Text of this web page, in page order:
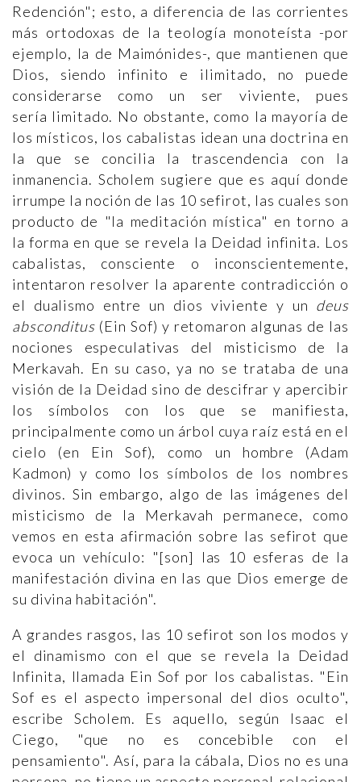
Redención"; esto, a diferencia de las corrientes
más ortodoxas de la teología monoteísta -por
ejemplo, la de Maimónides-, que mantienen que
Dios, siendo infinito e ilimitado, no puede
considerarse como un ser viviente, pues
sería limitado. No obstante, como la mayoría de
los místicos, los cabalistas idean una doctrina en
la que se concilia la trascendencia con la
inmanencia. Scholem sugiere que es aquí donde
irrumpe la noción de las 10 sefirot, las cuales son
producto de "la meditación mística" en torno a
la forma en que se revela la Deidad infinita. Los
cabalistas, consciente o inconscientemente,
intentaron resolver la aparente contradicción o
el dualismo entre un dios viviente y un deus
absconditus(Ein Sof) y retomaron algunas de las
nociones especulativas del misticismo de la
Merkavah. En su caso, ya no se trataba de una
visión de la Deidad sino de descifrar y apercibir
los símbolos con los que se manifiesta,
principalmente como un árbol cuya raíz está en el
cielo (en Ein Sof), como un hombre (Adam
Kadmon) y como los símbolos de los nombres
divinos. Sin embargo, algo de las imágenes del
misticismo de la Merkavah permanece, como
vemos en esta afirmación sobre las sefirot que
evoca un vehículo: "[son] las 10 esferas de la
manifestación divina en las que Dios emerge de
su divina habitación".
A grandes rasgos, las 10 sefirot son los modos y
el dinamismo con el que se revela la Deidad
Infinita, llamada Ein Sof por los cabalistas. "Ein
Sof es el aspecto impersonal del dios oculto",
escribe Scholem. Es aquello, según Isaac el
Ciego, "que no es concebible con el
pensamiento". Así, para la cábala, Dios no es una